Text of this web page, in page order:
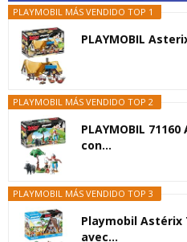
PLAYMOBIL MÁS VENDIDO TOP 1
PLAYMOBIL
PLAYMOBIL MÁS VENDIDO TOP 2
PLAYMOBIL
con...
PLAYMOBIL MÁS VENDIDO TOP 3
Playmobil Astérix
avec...